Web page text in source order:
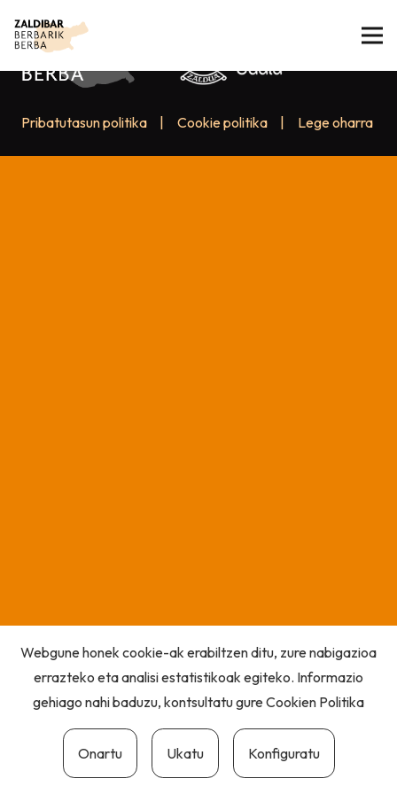
Pribatutasun politika Cookie politika Lege oharra
Webgune honek cookie-ak erabiltzen ditu, zure nabigazioa
errazteko eta analisi estatistikoak egiteko. Informazio
gehiago nahi baduzu, kontsultatu gureCookien Politika
Onartu Ukatu Konfiguratu